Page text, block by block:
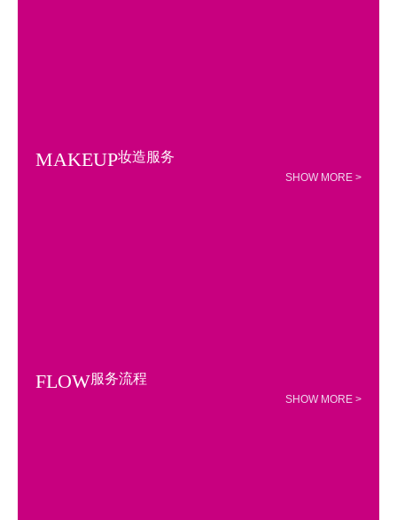
MAKEUP妆造服务
SHOW MORE >
FLOW服务流程
SHOW MORE >